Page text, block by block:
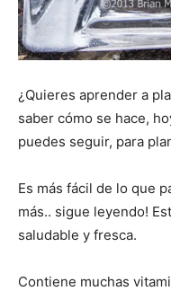
¿Quieres aprender a
saber cómo se hace,
puedes seguir, para
Es más fácil de lo que
más.. sigue leyendo!
saludable y fresca.
Contiene muchas